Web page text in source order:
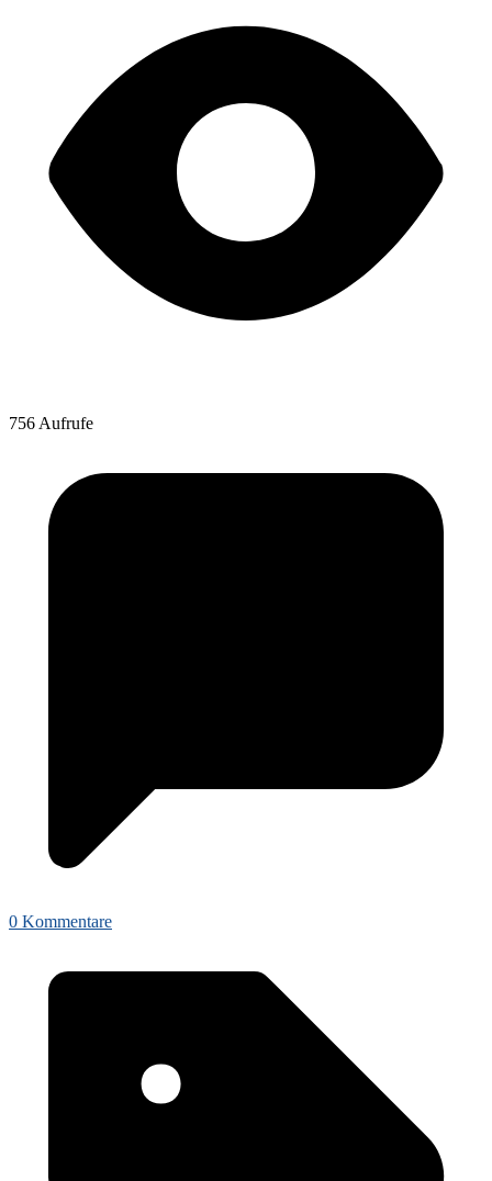
756 Aufrufe
0 Kommentare